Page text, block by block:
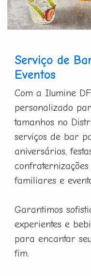
Serviço de
Eventos
Com a Ilumine
personalizado
tamanhos no
serviços de bar
aniversários,
familiares e
Garantimos
experientes e
para encantar
fim.